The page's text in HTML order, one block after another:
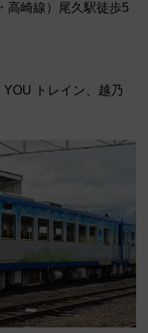
高崎線）尾久駅徒歩5
トレイン、越乃